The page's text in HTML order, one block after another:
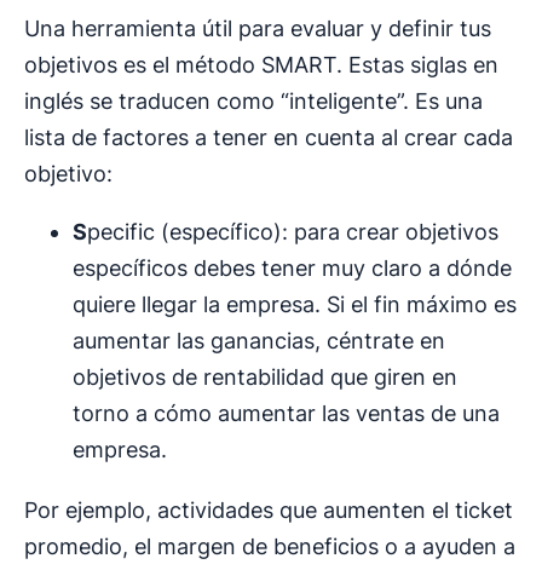
Una herramienta útil para evaluar y definir tus
objetivos es el método SMART. Estas siglas en
inglés se traducen como “inteligente”. Es una
lista de factores a tener en cuenta al crear cada
objetivo:
Specific (específico): para crear objetivos
específicos debes tener muy claro a dónde
quiere llegar la empresa. Si el fin máximo es
aumentar las ganancias, céntrate en
objetivos de rentabilidad que giren en
torno a cómo aumentar las ventas de una
empresa.
Por ejemplo, actividades que aumenten el ticket
promedio, el margen de beneficios o a ayuden a